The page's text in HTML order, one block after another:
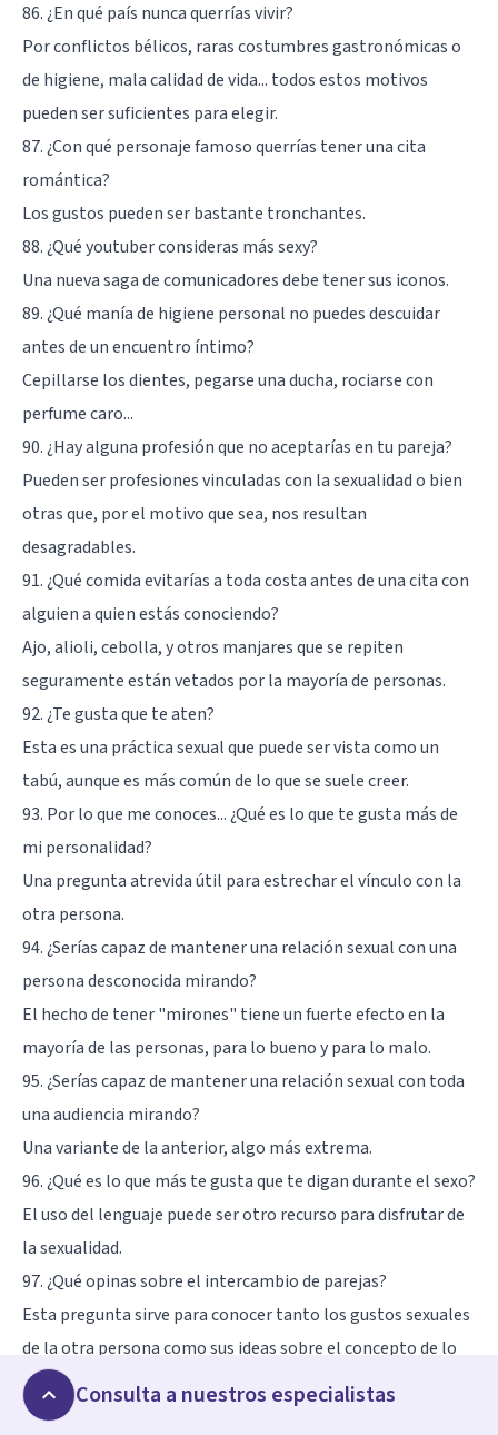
86. ¿En qué país nunca querrías vivir?
Por conflictos bélicos, raras costumbres gastronómicas o
de higiene, mala calidad de vida... todos estos motivos
pueden ser suficientes para elegir.
87. ¿Con qué personaje famoso querrías tener una cita
romántica?
Los gustos pueden ser bastante tronchantes.
88. ¿Qué youtuber consideras más sexy?
Una nueva saga de comunicadores debe tener sus iconos.
89. ¿Qué manía de higiene personal no puedes descuidar
antes de un encuentro íntimo?
Cepillarse los dientes, pegarse una ducha, rociarse con
perfume caro...
90. ¿Hay alguna profesión que no aceptarías en tu pareja?
Pueden ser profesiones vinculadas con la sexualidad o bien
otras que, por el motivo que sea, nos resultan
desagradables.
91. ¿Qué comida evitarías a toda costa antes de una cita con
alguien a quien estás conociendo?
Ajo, alioli, cebolla, y otros manjares que se repiten
seguramente están vetados por la mayoría de personas.
92. ¿Te gusta que te aten?
Esta es una práctica sexual que puede ser vista como un
tabú, aunque es más común de lo que se suele creer.
93. Por lo que me conoces... ¿Qué es lo que te gusta más de
mi personalidad?
Una pregunta atrevida útil para estrechar el vínculo con la
otra persona.
94. ¿Serías capaz de mantener una relación sexual con una
persona desconocida mirando?
El hecho de tener "mirones" tiene un fuerte efecto en la
mayoría de las personas, para lo bueno y para lo malo.
95. ¿Serías capaz de mantener una relación sexual con toda
una audiencia mirando?
Una variante de la anterior, algo más extrema.
96. ¿Qué es lo que más te gusta que te digan durante el sexo?
El uso del lenguaje puede ser otro recurso para disfrutar de
la sexualidad.
97. ¿Qué opinas sobre el intercambio de parejas?
Esta pregunta sirve para conocer tanto los gustos sexuales
de la otra persona como sus ideas sobre el concepto de lo
que es una pareja.
98. ¿Descartarías hacer una película erótica conmigo?
Consulta a nuestros especialistas